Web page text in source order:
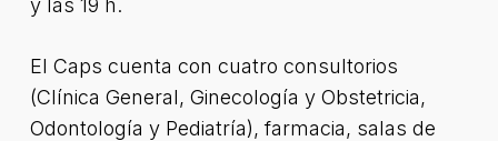
y las 19 h.
El Caps cuenta con cuatro consultorios
(Clínica General, Ginecología y Obstetricia,
Odontología y Pediatría), farmacia, salas de